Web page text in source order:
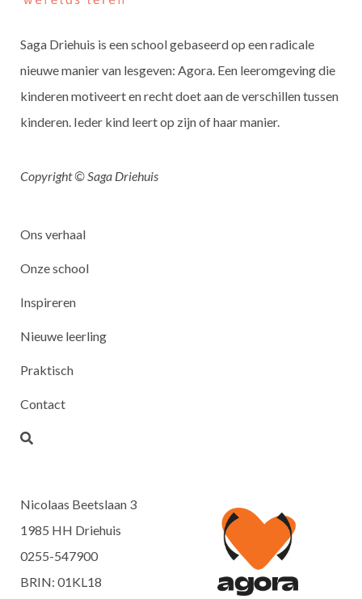
Saga Driehuis is een school gebaseerd op een radicale
nieuwe manier van lesgeven: Agora. Een leeromgeving die
kinderen motiveert en recht doet aan de verschillen tussen
kinderen. Ieder kind leert op zijn of haar manier.
Copyright © Saga Driehuis
Ons verhaal
Onze school
Inspireren
Nieuwe leerling
Praktisch
Contact
Nicolaas Beetslaan 3
1985 HH Driehuis
0255-547900
BRIN: 01KL18